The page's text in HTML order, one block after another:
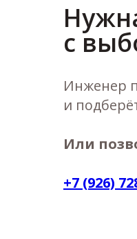
с
Инженер
и
Или
+7 (926)